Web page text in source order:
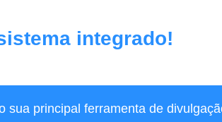
integrado!
sua principal ferramenta de